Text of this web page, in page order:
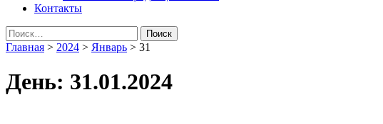
Контакты
Найти:
Главная > 2024 > Январь > 31
День: 31.01.2024